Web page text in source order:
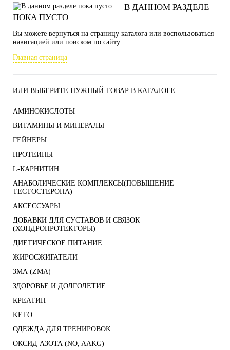
В ДАННОМ РАЗДЕЛЕ
ПОКА ПУСТО
Вы можете вернуться на страницу каталога или воспользоваться
навигацией или поиском по сайту.
Главная страница
ИЛИ ВЫБЕРИТЕ НУЖНЫЙ ТОВАР В КАТАЛОГЕ.
АМИНОКИСЛОТЫ
ВИТАМИНЫ И МИНЕРАЛЫ
ГЕЙНЕРЫ
ПРОТЕИНЫ
L-КАРНИТИН
АНАБОЛИЧЕСКИЕ КОМПЛЕКСЫ(ПОВЫШЕНИЕ
ТЕСТОСТЕРОНА)
АКСЕССУАРЫ
ДОБАВКИ ДЛЯ СУСТАВОВ И СВЯЗОК
(ХОНДРОПРОТЕКТОРЫ)
ДИЕТИЧЕСКОЕ ПИТАНИЕ
ЖИРОСЖИГАТЕЛИ
ЗМА (ZMA)
ЗДОРОВЬЕ И ДОЛГОЛЕТИЕ
КРЕАТИН
KETO
ОДЕЖДА ДЛЯ ТРЕНИРОВОК
ОКСИД АЗОТА (NO, AAKG)